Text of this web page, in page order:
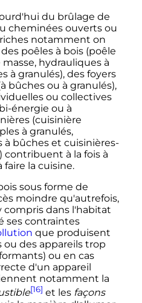
du brûlage de
cheminées ouverts ou
notamment on
poêles à bois (poêle
hydrauliques à
à granulés), des foyers
bûches ou à granulés),
ou collectives
énergie ou à
(cuisinière
à granulés,
à bûches et cuisinières-
contribuent à la fois à
faire la cuisine.
sous forme de
moindre qu'autrefois,
compris dans l'habitat
ses contraintes
que produisent
ou des appareils trop
ou en cas
d'un appareil
notamment la
[16] et les façons